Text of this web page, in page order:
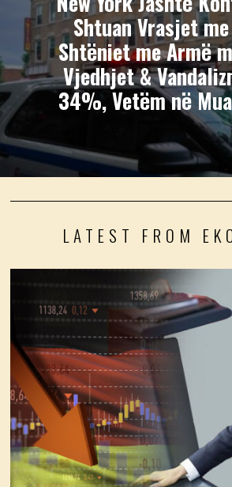
Shtuan Vrasjet
Shtëniet me Armë
Vjedhjet &
34%, Vetëm në
LATEST FROM